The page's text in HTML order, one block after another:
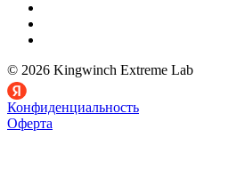
© 2026 Kingwinch Extreme Lab
Конфиденциальность
Оферта